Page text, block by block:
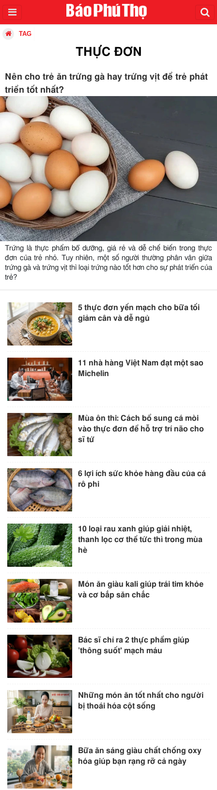
TAG
THỰC ĐƠN
Nên cho trẻ ăn trứng gà hay trứng vịt để trẻ phát
triển tốt nhất?
Trứng là thực phẩm bổ dưỡng, giá rẻ và dễ chế biến trong thực
đơn của trẻ nhỏ. Tuy nhiên, một số người thường phân vân giữa
trứng gà và trứng vịt thì loại trứng nào tốt hơn cho sự phát triển của
trẻ?
5 thực đơn yến mạch cho bữa tối
giảm cân và dễ ngủ
11 nhà hàng Việt Nam đạt một sao
Michelin
Mùa ôn thi: Cách bổ sung cá mòi
vào thực đơn để hỗ trợ trí não cho
sĩ tử
6 lợi ích sức khỏe hàng đầu của cá
rô phi
10 loại rau xanh giúp giải nhiệt,
thanh lọc cơ thể tức thì trong mùa
hè
Món ăn giàu kali giúp trái tim khỏe
và cơ bắp săn chắc
Bác sĩ chỉ ra 2 thực phẩm giúp
’thông suốt' mạch máu
Những món ăn tốt nhất cho người
bị thoái hóa cột sống
Bữa ăn sáng giàu chất chống oxy
hóa giúp bạn rạng rỡ cả ngày